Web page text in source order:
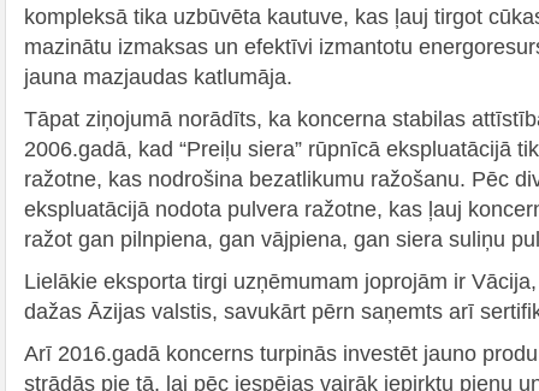
kompleksā tika uzbūvēta kautuve, kas ļauj tirgot
mazinātu izmaksas un efektīvi izmantotu
jauna mazjaudas katlumāja.
Tāpat ziņojumā norādīts, ka koncerna stabilas
2006.gadā, kad “Preiļu siera” rūpnīcā ekspluatācijā
ražotne, kas nodrošina bezatlikumu ražošanu. Pēc
ekspluatācijā nodota pulvera ražotne, kas ļauj
ražot gan pilnpiena, gan vājpiena, gan siera suliņu
Lielākie eksporta tirgi uzņēmumam joprojām ir
dažas Āzijas valstis, savukārt pērn saņemts arī
Arī 2016.gadā koncerns turpinās investēt jauno
strādās pie tā, lai pēc iespējas vairāk iepirktu pienu